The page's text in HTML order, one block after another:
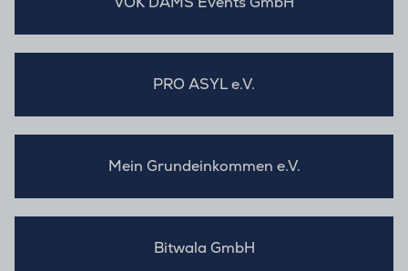
PRO ASYL e.V.
Mein Grundeinkommen e.V.
Bitwala GmbH